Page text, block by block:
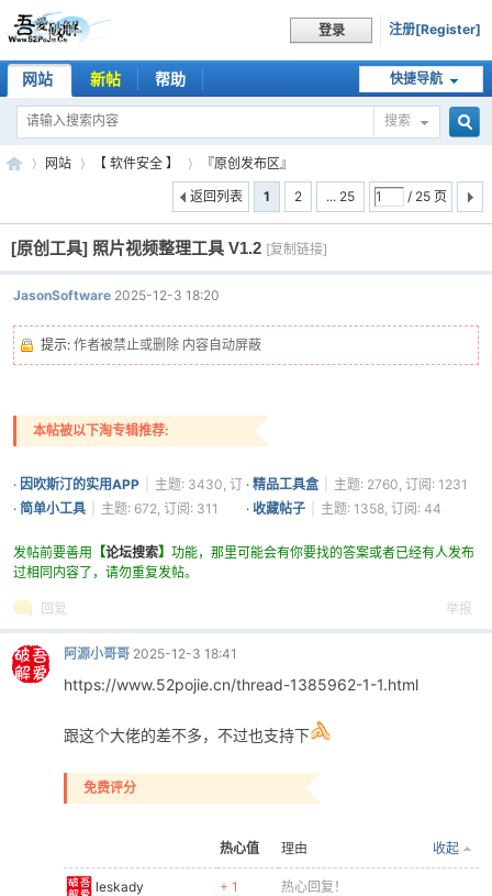
登录 注册[Register]
快捷导航
网站 新帖 帮助
搜索
吾 »
网站
›
【 软件安全 】
›
『原创发布区』
1
2 ... 25 / 25 页
返回列表
[原创工具] 照片视频整理工具 V1.2 [复制链接]
JasonSoftware 2025-12-3 18:20
提示: 作者被禁止或删除 内容自动屏蔽
本帖被以下淘专辑推荐:
· 因吹斯汀的实用APP
主题: 3430, 订
阅: 1361
· 精品工具盒
主题: 2760, 订阅: 1231
· 简单小工具 主题: 672, 订阅: 311 · 收藏帖子 主题: 1358, 订阅: 44
发帖前要善用 【论坛搜索】 功能，那里可能会有你要找的答案或者已经有人发布
过相同内容了，请勿重复发帖。
回复 举报
阿源小哥哥 2025-12-3 18:41
https://www.52pojie.cn/thread-1385962-1-1.html
跟这个大佬的差不多，不过也支持下
免费评分
热心值 收起
理由
leskady + 1 热心回复！